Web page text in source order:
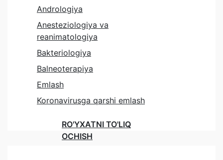
Andrologiya
Anesteziologiya va
reanimatologiya
Bakteriologiya
Balneoterapiya
Emlash
Koronavirusga qarshi emlash
RO'YXATNI TO'LIQ
OCHISH